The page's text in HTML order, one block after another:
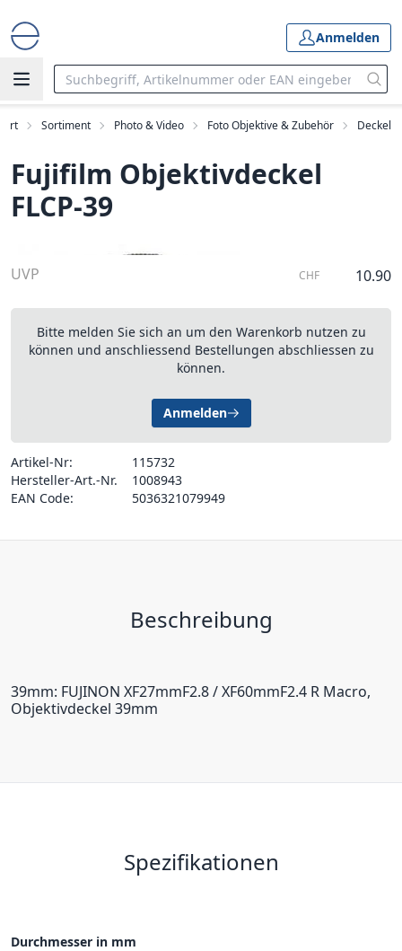
Anmelden
Sortiment Photo & Video Foto Objektive & Zubehör Deckel
Fujifilm Objektivdeckel
FLCP-39
UVP CHF 10.90
Bitte melden Sie sich an um den Warenkorb nutzen zu
können und anschliessend Bestellungen abschliessen zu
können.
Anmelden
Artikel-Nr:
115732
Hersteller-Art.-Nr.
1008943
EAN Code:
5036321079949
Beschreibung
39mm: FUJINON XF27mmF2.8 / XF60mmF2.4 R Macro,
Objektivdeckel 39mm
Spezifikationen
Durchmesser in mm